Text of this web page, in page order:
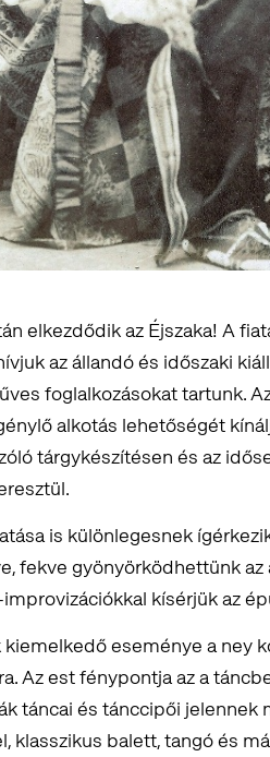
elkezdődik az Éjszaka! A
az állandó és időszaki
foglalkozásokat tartunk.
alkotás lehetőségét
tárgykészítésen és az
is különlegesnek
fekve gyönyörködhettünk
kísérjük az
eseménye a ney
Az est fénypontja az a
táncai és tánccipői jelennek
klasszikus balett, tangó és